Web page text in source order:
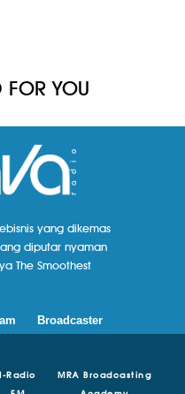
FOR YOU
yang dikemas
diputar nyaman
The Smoothest
Broadcaster
I-Radio
MRA Broadcasting